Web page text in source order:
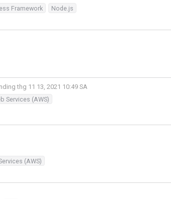
Framework Node.js
thg 11 13, 2021 10:49 SA
Services (AWS)
(AWS)